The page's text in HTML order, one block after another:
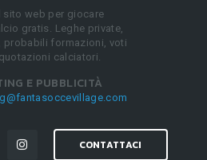
sito web per giocare
gratis. Leghe private,
probabili formazioni, voti
calciatori.
E PUBBLICITÀ
CONTATTACI